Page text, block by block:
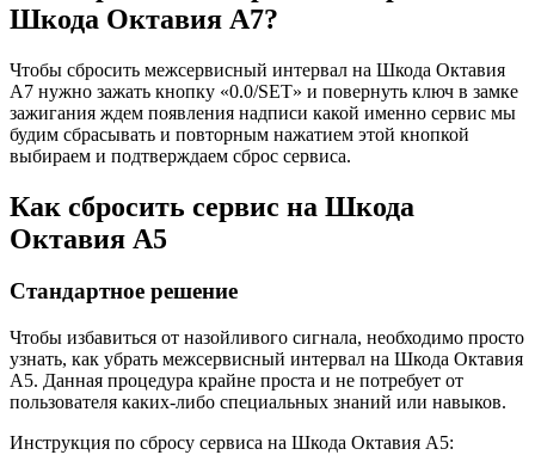
Шкода Октавия А7?
Чтобы сбросить межсервисный интервал на Шкода Октавия
А7 нужно зажать кнопку «0.0/SET» и повернуть ключ в замке
зажигания ждем появления надписи какой именно сервис мы
будим сбрасывать и повторным нажатием этой кнопкой
выбираем и подтверждаем сброс сервиса.
Как сбросить сервис на Шкода
Октавия А5
Стандартное решение
Чтобы избавиться от назойливого сигнала, необходимо просто
узнать, как убрать межсервисный интервал на Шкода Октавия
А5. Данная процедура крайне проста и не потребует от
пользователя каких-либо специальных знаний или навыков.
Инструкция по сбросу сервиса на Шкода Октавия А5: